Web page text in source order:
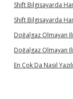
Shift Bilgisayarda
Shift Bilgisayarda
Doğalgaz Olmayan
Doğalgaz Olmayan
En Çok Da Nasıl